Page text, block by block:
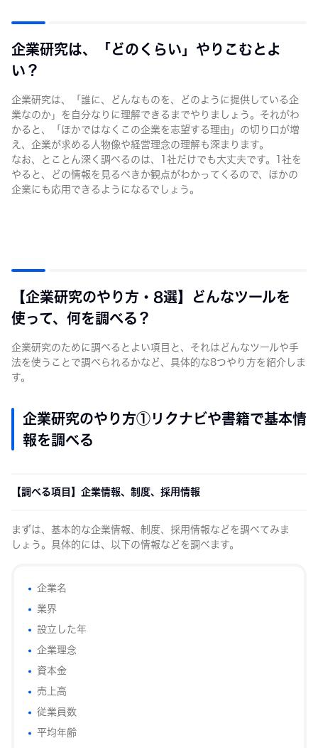
企業研究は、「どのくらい」やりこむとよ
い？
企業研究は、「誰に、どんなものを、どのように提供している企
業なのか」を自分なりに理解できるまでやりましょう。それがわ
かると、「ほかではなくこの企業を志望する理由」の切り口が増
え、企業が求める人物像や経営理念の理解も深まります。
なお、とことん深く調べるのは、1社だけでも大丈夫です。1社を
やると、どの情報を見るべきか観点がわかってくるので、ほかの
企業にも応用できるようになるでしょう。
【企業研究のやり方・8選】どんなツールを
使って、何を調べる？
企業研究のために調べるとよい項目と、それはどんなツールや手
法を使うことで調べられるかなど、具体的な8つやり方を紹介しま
す。
企業研究のやり方①リクナビや書籍で基本情
報を調べる
【調べる項目】企業情報、制度、採用情報
まずは、基本的な企業情報、制度、採用情報などを調べてみま
しょう。具体的には、以下の情報などを調べます。
企業名
業界
設立した年
企業理念
資本金
売上高
従業員数
平均年齢